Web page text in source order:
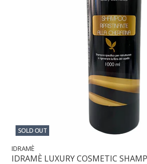
SOLD OUT
IDRAMÈ
IDRAMÈ LUXURY COSMETIC